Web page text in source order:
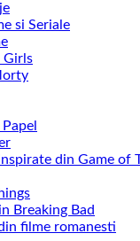
si Seriale
Girls
din Game of
Breaking Bad
filme romanesti